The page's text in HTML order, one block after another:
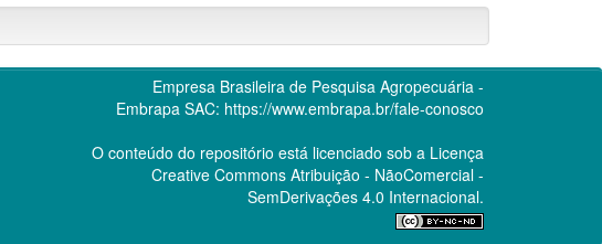
Empresa Brasileira de Pesquisa Agropecuária -
Embrapa SAC: https://www.embrapa.br/fale-conosco
O conteúdo do repositório está licenciado sob a Licença
Creative CommonsAtribuição - NãoComercial -
SemDerivações 4.0 Internacional.